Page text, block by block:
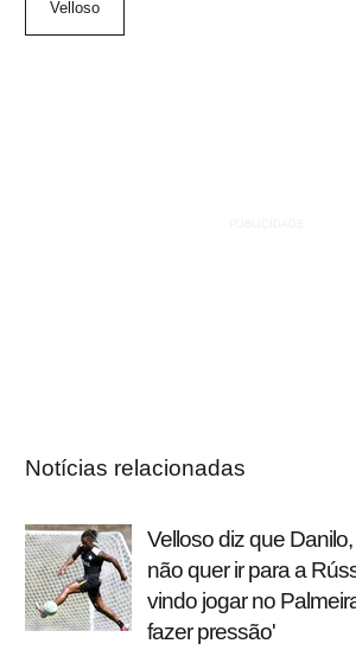
Velloso
Notícias relacionadas
Velloso diz que
não quer ir para a
vindo jogar no
fazer pressão'